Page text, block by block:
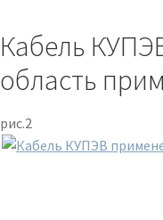
Кабель
область
рис.2